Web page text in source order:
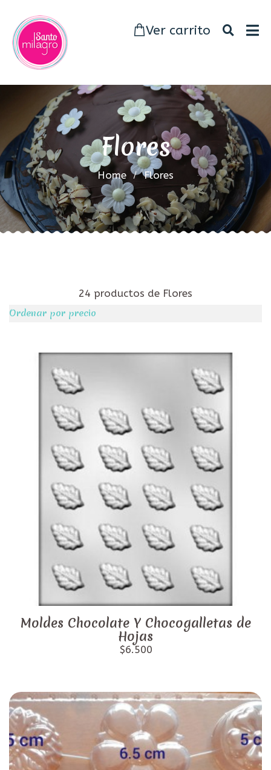
Ver carrito
Flores
Home Flores
24 productos de Flores
Ordenar por precio
Moldes Chocolate Y Chocogalletas de
Hojas
$6.500